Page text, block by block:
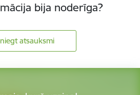
bija noderīga?
atsauksmi